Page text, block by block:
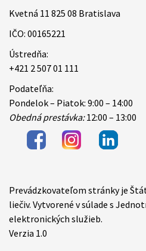
Kvetná 11 825 08 Bratislava
IČO: 00165221
Ústredňa:
+421 2 507 01 111
Podateľňa:
Pondelok – Piatok: 9:00 – 14:00
Obedná prestávka:12:00 – 13:00
Items
Prevádzkovateľom stránky je
liečiv. Vytvorené v súlade s
elektronických služieb.
Verzia 1.0